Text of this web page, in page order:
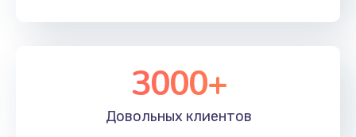
3000+
Довольных клиентов